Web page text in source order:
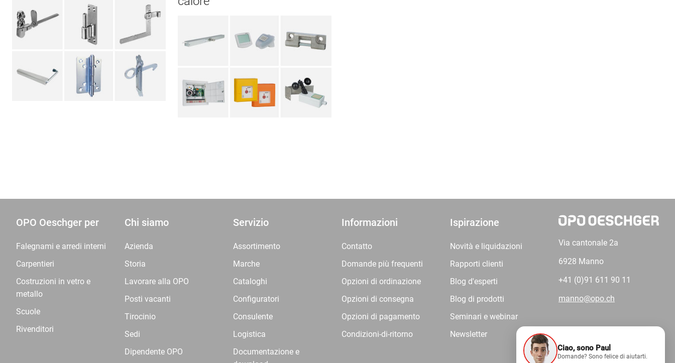
OPO Oeschger per
Falegnami e arredi interni
Carpentieri
Costruzioni in vetro e
metallo
Scuole
Rivenditori
Chi siamo
Azienda
Storia
Lavorare alla OPO
Posti vacanti
Tirocinio
Sedi
Dipendente OPO
Servizio
Assortimento
Marche
Cataloghi
Configuratori
Consulente
Logistica
Documentazione e
Informazioni
Contatto
Domande più frequenti
Opzioni di ordinazione
Opzioni di consegna
Opzioni di pagamento
Condizioni-di-ritorno
Ispirazione
Novità e liquidazioni
Rapporti clienti
Blog d'esperti
Blog di prodotti
Seminari e webinar
Newsletter
Via cantonale 2a
6928 Manno
+41 (0)91 611 90 11
manno@opo.ch
Forniamo
Ciao, sono Paul
Domande? Sono felice di aiutarti.